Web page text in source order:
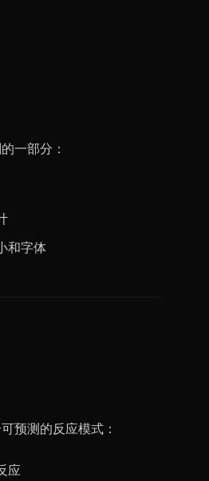
一部分：
和字体
预测的反应模式：
应